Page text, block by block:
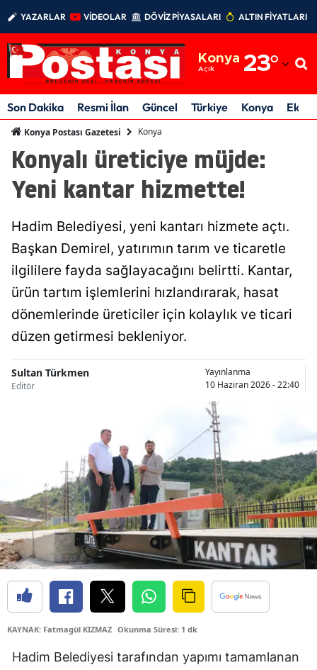
YAZARLAR VİDEOLAR DÖVİZ PİYASALARI ALTIN FİYATLARI
Konya
Açık 23°
Adıyaman
Afyonkarahisar
Amasya
Ankara
Artvin
Aydın
Balıkesir
Bingöl
Bitlis
Bolu
Burdur
Bursa
Çanakkale
Çankırı
Çorum
Denizli
Edirne
Son Dakika Resmi İlan Güncel Türkiye Konya
Konya Postası Gazetesi Konya
Konyalı üreticiye müjde:
Yeni kantar hizmette!
Hadim Belediyesi, yeni kantarı hizmete açtı.
Başkan Demirel, yatırımın tarım ve ticaretle
ilgililere fayda sağlayacağını belirtti. Kantar,
ürün tartım işlemlerini hızlandırarak, hasat
dönemlerinde üreticiler için kolaylık ve ticari
düzen getirmesi bekleniyor.
Sultan Türkmen
Editör
Yayınlanma
10 Haziran 2026 - 22:40
KAYNAK: Fatmagül KIZMAZ Okunma Süresi: 1 dk
Hadim Belediyesi tarafından yapımı tamamlanan